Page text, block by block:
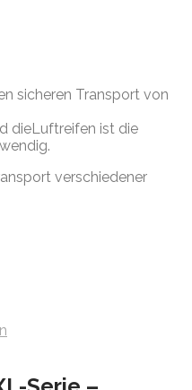
sicheren Transport von
dieLuftreifen ist die
verschiedener